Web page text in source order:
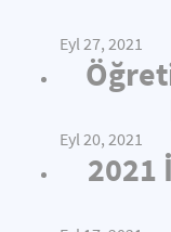
Eyl 27, 2021
Eyl 20, 2021
2021